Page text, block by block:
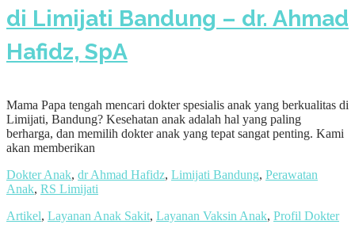
di Limijati Bandung – dr. Ahmad
Hafidz, SpA
Mama Papa tengah mencari dokter spesialis anak yang berkualitas di
Limijati, Bandung? Kesehatan anak adalah hal yang paling
berharga, dan memilih dokter anak yang tepat sangat penting. Kami
akan memberikan
Dokter Anak, dr Ahmad Hafidz, Limijati Bandung, Perawatan
Anak, RS Limijati
Artikel, Layanan Anak Sakit, Layanan Vaksin Anak, Profil Dokter